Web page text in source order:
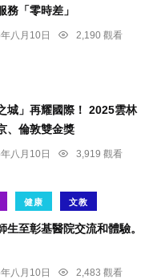
務「零時差」
八月10日
2,190 觀看
城」再耀國際！ 2025雲林
、倫敦雙金獎
八月10日
3,919 觀看
健康 文教
生至彰基醫院交流和體驗。
八月10日
2,483 觀看